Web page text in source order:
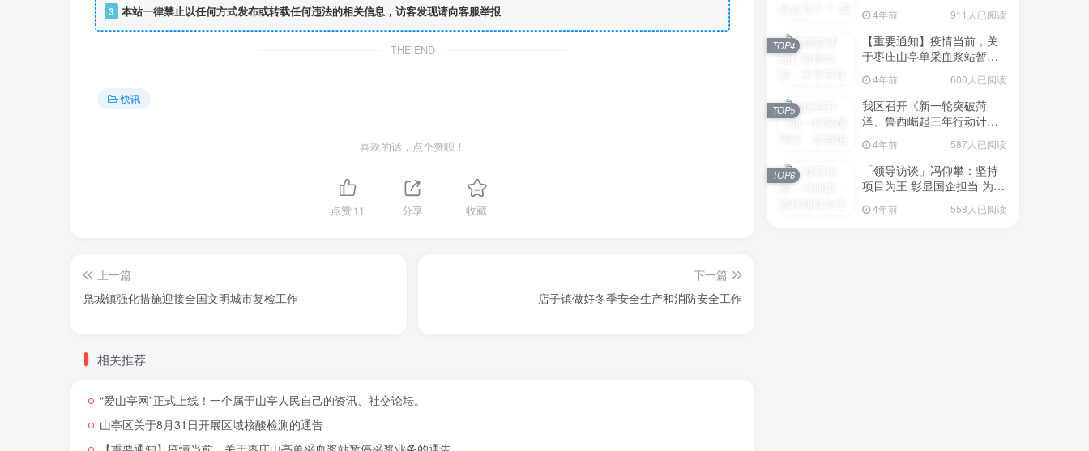
3 本站一律禁止以任何方式发布或转载任何违法的相关信息，访客发现请向客服举报
THE END
快讯
喜欢的话，点个赞呗！
点赞11 分享 收藏
上一篇
凫城镇强化措施迎接全国文明城市复检工作
下一篇
店子镇做好冬季安全生产和消防安全工作
相关推荐
“爱山亭网”正式上线！一个属于山亭人民自己的资讯、社交论坛。
山亭区关于8月31日开展区域核酸检测的通告
4年前 911人已阅读
【重要通知】疫情当前，关
于枣庄山亭单采血浆站暂停
4年前 600人已阅读
TOP4
我区召开《新一轮突破菏
泽、鲁西崛起三年行动计划
意见稿）政策分析研判会议
4年前 587人已阅读
TOP5
「领导访谈」冯仰攀：坚持
项目为王 彰显国企担当 为全
点项目建设贡献“交发力量”
4年前 558人已阅读
TOP6